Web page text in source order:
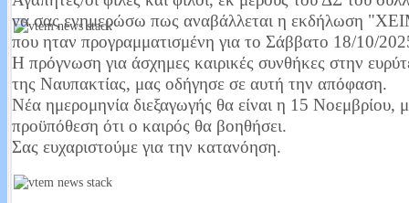
Έχω μάτια και βλέπω. Σοκάρουν τα στοιχεία από την μεταδημότευση
Στις τελευταίες βουλευτικές εκλογές 307 ήταν οι εγγεγραμμένοι στους
Σύμφωνα με τις τελευταίες μεταδημοτεύσεις έφτασαν περίπου τους 340.
Read More...
να σας ενημερώσω πως αναβάλλεται η εκδήλωση
που ηταν προγραμματισμένη για το Σάββατο 18/10/
Η πρόγνωση για άσχημες καιρικές συνθήκες στην
της Ναυπακτίας, μας οδήγησε σε αυτή την απόφαση.
Νέα ημερομηνία διεξαγωγής θα είναι η 15 Νοεμβρίου,
προϋπόθεση ότι ο καιρός θα βοηθήσει.
Σας ευχαριστούμε για την κατανόηση.